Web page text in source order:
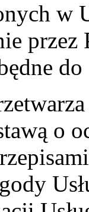
w
przez
o